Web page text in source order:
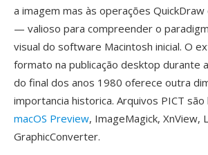
a imagem mas às operações
— valioso para compreender o
visual do software Macintosh inicial. O
formato na publicação desktop durante
do final dos anos 1980 oferece outra
importancia historica. Arquivos PICT
macOS Preview, ImageMagick, XnView,
GraphicConverter.